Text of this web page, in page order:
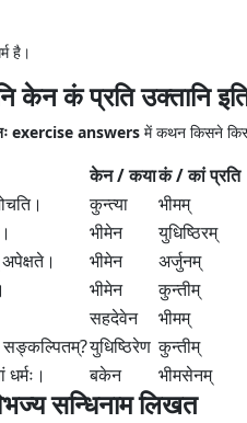
है।
केन कं प्रति उक्तानि
exercise answers में कथन किसने
केन / कयाकं / कां प्रति
कुन्त्या
भीमम्
भीमेन
युधिष्ठिरम्
भीमेन
अर्जुनम्
भीमेन
कुन्तीम्
सहदेवेन
भीमम्
सङ्कल्पितम्?युधिष्ठिरेण कुन्तीम्
धर्मः। बकेन भीमसेनम्
सन्धिनाम लिखत